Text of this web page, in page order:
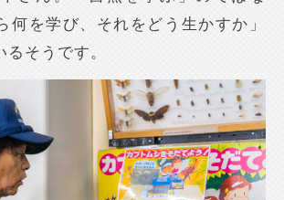
何を学び、それをどう生かすか」
そうです。